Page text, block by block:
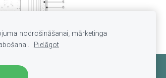
nodrošināšanai, mārketinga
Pielāgot